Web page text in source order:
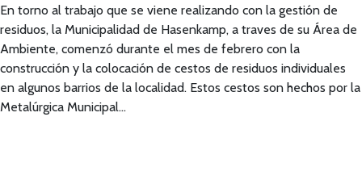
En torno al trabajo que se viene realizando con la gestión de
residuos, la Municipalidad de Hasenkamp, a traves de su Área de
Ambiente, comenzó durante el mes de febrero con la
construcción y la colocación de cestos de residuos individuales
en algunos barrios de la localidad. Estos cestos son hechos por la
Metalúrgica Municipal…